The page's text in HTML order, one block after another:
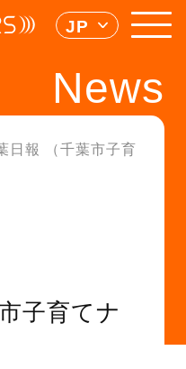
JP
News
日報 （千葉市子育
子育てナ